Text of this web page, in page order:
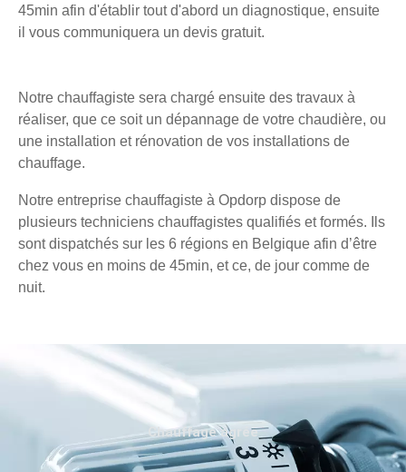
45min afin d'établir tout d'abord un diagnostique, ensuite
il vous communiquera un devis gratuit.
Notre chauffagiste sera chargé ensuite des travaux à
réaliser, que ce soit un dépannage de votre chaudière, ou
une installation et rénovation de vos installations de
chauffage.
Notre entreprise chauffagiste à Opdorp dispose de
plusieurs techniciens chauffagistes qualifiés et formés. Ils
sont dispatchés sur les 6 régions en Belgique afin d’être
chez vous en moins de 45min, et ce, de jour comme de
nuit.
Chauffage agréé